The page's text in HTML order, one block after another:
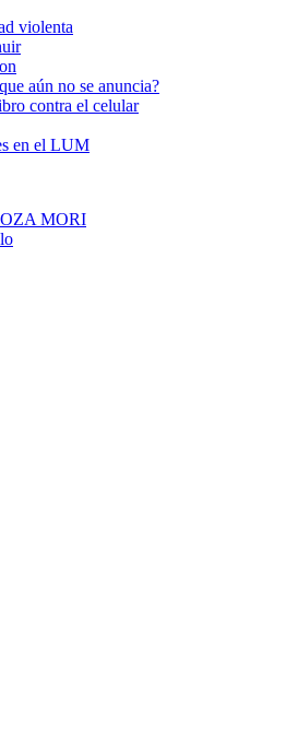
violenta
aún no se anuncia?
contra el celular
en el LUM
MORI